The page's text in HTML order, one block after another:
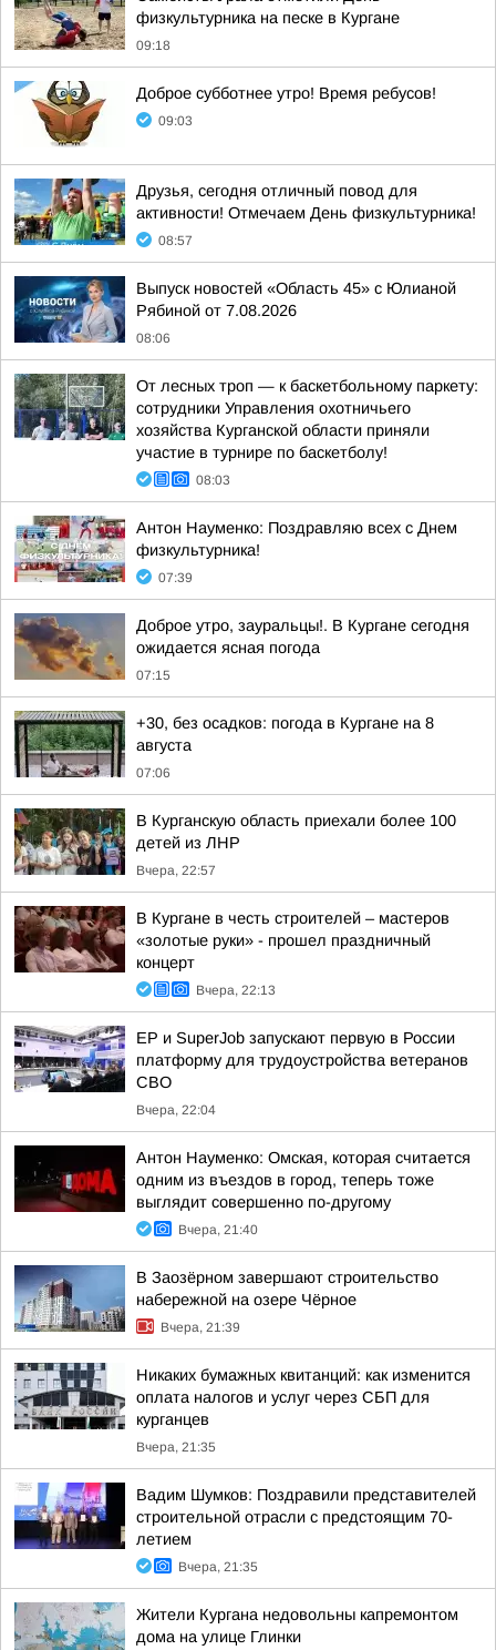
физкультурника на песке в Кургане
09:18
Доброе субботнее утро! Время ребусов!
09:03
Друзья, сегодня отличный повод для
активности! Отмечаем День физкультурника!
08:57
Выпуск новостей «Область 45» с Юлианой
Рябиной от 7.08.2026
08:06
От лесных троп — к баскетбольному паркету:
сотрудники Управления охотничьего
хозяйства Курганской области приняли
участие в турнире по баскетболу!
08:03
Антон Науменко: Поздравляю всех с Днем
физкультурника!
07:39
Доброе утро, зауральцы!. В Кургане сегодня
ожидается ясная погода
07:15
+30, без осадков: погода в Кургане на 8
августа
07:06
В Курганскую область приехали более 100
детей из ЛНР
Вчера, 22:57
В Кургане в честь строителей – мастеров
«золотые руки» - прошел праздничный
концерт
Вчера, 22:13
ЕР и SuperJob запускают первую в России
платформу для трудоустройства ветеранов
СВО
Вчера, 22:04
Антон Науменко: Омская, которая считается
одним из въездов в город, теперь тоже
выглядит совершенно по-другому
Вчера, 21:40
В Заозёрном завершают строительство
набережной на озере Чёрное
Вчера, 21:39
Никаких бумажных квитанций: как изменится
оплата налогов и услуг через СБП для
курганцев
Вчера, 21:35
Вадим Шумков: Поздравили представителей
строительной отрасли с предстоящим 70-
летием
Вчера, 21:35
Жители Кургана недовольны капремонтом
дома на улице Глинки